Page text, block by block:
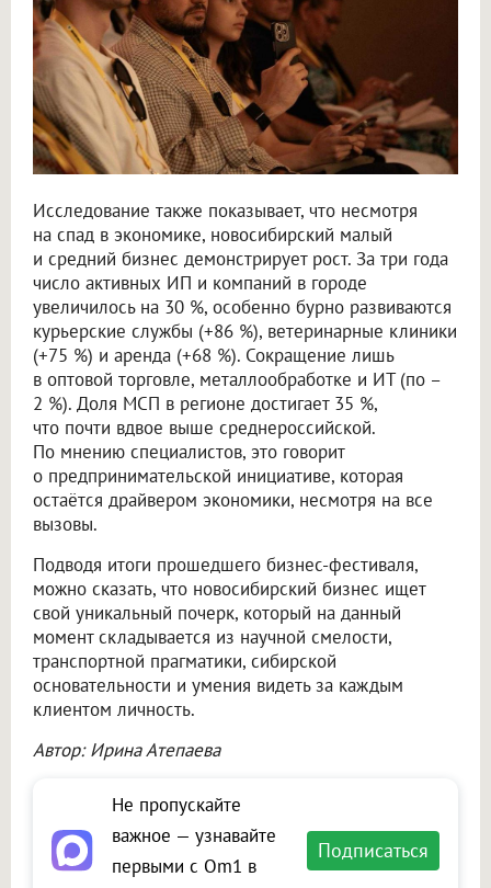
Исследование также показывает, что несмотря
на спад в экономике, новосибирский малый
и средний бизнес демонстрирует рост. За три года
число активных ИП и компаний в городе
увеличилось на 30 %, особенно бурно развиваются
курьерские службы (+86 %), ветеринарные клиники
(+75 %) и аренда (+68 %). Сокращение лишь
в оптовой торговле, металлообработке и ИТ (по –
2 %). Доля МСП в регионе достигает 35 %,
что почти вдвое выше среднероссийской.
По мнению специалистов, это говорит
о предпринимательской инициативе, которая
остаётся драйвером экономики, несмотря на все
вызовы.
Подводя итоги прошедшего бизнес-фестиваля,
можно сказать, что новосибирский бизнес ищет
свой уникальный почерк, который на данный
момент складывается из научной смелости,
транспортной прагматики, сибирской
основательности и умения видеть за каждым
клиентом личность.
Автор: Ирина Атепаева
Не пропускайте
важное — узнавайте
первыми с Om1 в
Подписаться